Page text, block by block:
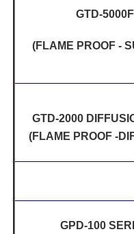
GTD-5000F
(FLAME PROOF -
GTD-2000
(FLAME PROOF -
GPD-100